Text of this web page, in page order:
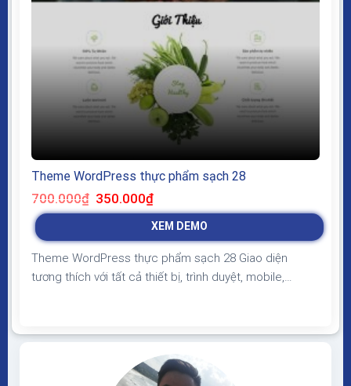
Theme WordPress thực phẩm sạch 28
700.000₫ Giá
gốc
là:
350.000₫Giá
tại
là:
XEM DEMO
Theme WordPress thực phẩm sạch 28 Giao diện
tương thích với tất cả thiết bị, trình duyệt, mobile,
load nhanh nhẹ tối ưu với các công cụ tìm kiếm Theme
sạch hoàn toàn 100% không virus,...